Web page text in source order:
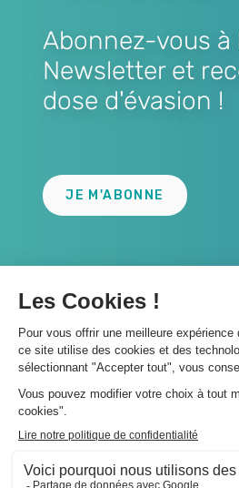
Abonnez-vous à
Newsletter et
dose d'évasion !
JE M'ABONNE
A propos 👇
Suivez-nous 👇